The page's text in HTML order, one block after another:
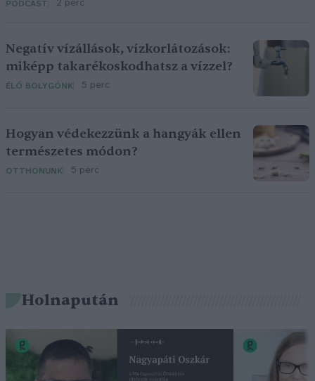
PODCAST 2 perc
Negatív vízállások, vízkorlátozások:
miképp takarékoskodhatsz a vízzel?
ÉLŐ BOLYGÓNK 5 perc
Hogyan védekezzünk a hangyák ellen
természetes módon?
OTTHONUNK 5 perc
Holnapután